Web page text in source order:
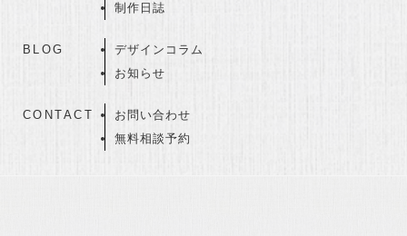
制作日誌
BLOG
デザインコラム
お知らせ
CONTACT
お問い合わせ
無料相談予約